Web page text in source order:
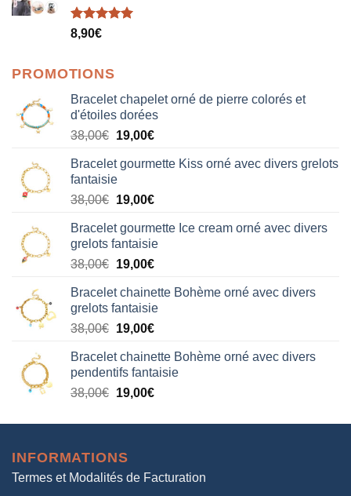
Note5.00
8,90€
PROMOTIONS
Bracelet chapelet orné de pierre colorés et
d'étoiles dorées
38,00€ Le
initial
était :
38,00€.
19,00€Le
actuel
19,00€.
Bracelet gourmette Kiss orné avec divers grelots
fantaisie
38,00€ Le
initial
était :
38,00€.
19,00€Le
actuel
est :
19,00€.
Bracelet gourmette Ice cream orné avec divers
grelots fantaisie
38,00€ Le
initial
était :
38,00€.
19,00€Le
actuel
est :
19,00€.
Bracelet chainette Bohème orné avec divers
grelots fantaisie
38,00€ Le
initial
était :
38,00€.
19,00€Le
actuel
est :
19,00€.
Bracelet chainette Bohème orné avec divers
pendentifs fantaisie
38,00€ Le
initial
38,00€.
19,00€Le
actuel
INFORMATIONS
Termes et Modalités de Facturation